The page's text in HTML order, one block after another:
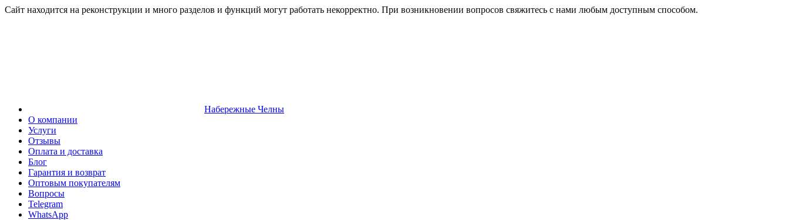
Сайт находится на реконструкции и много разделов и функций могут работать некорректно. При возникновении вопросов свяжитесь с нами любым доступным способом.
Набережные Челны
О компании
Услуги
Отзывы
Оплата и доставка
Блог
Гарантия и возврат
Оптовым покупателям
Вопросы
Telegram
WhatsApp